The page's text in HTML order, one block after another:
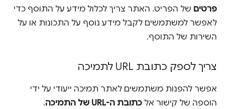
פרטים של הפריט. האתר צריך לכלול מידע על התוסף כדי
לאפשר למשתמשים לקבל מידע נוסף על התכונות או על
השירות של התוסף.
צריך לספק כתובת URL לתמיכה
אפשר להפנות משתמשים לאתר תמיכה ייעודי על ידי
הוספה של קישור אל כתובת ה-URL של התמיכה .